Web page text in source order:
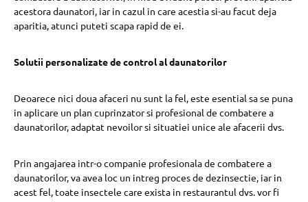
acestora daunatori, iar in cazul in care acestia si-au facut deja
aparitia, atunci puteti scapa rapid de ei.
Solutii personalizate de control al daunatorilor
Deoarece nici doua afaceri nu sunt la fel, este esential sa se puna
in aplicare un plan cuprinzator si profesional de combatere a
daunatorilor, adaptat nevoilor si situatiei unice ale afacerii dvs.
Prin angajarea intr-o companie profesionala de combatere a
daunatorilor, va avea loc un intreg proces de dezinsectie, iar in
acest fel, toate insectele care exista in restaurantul dvs. vor fi